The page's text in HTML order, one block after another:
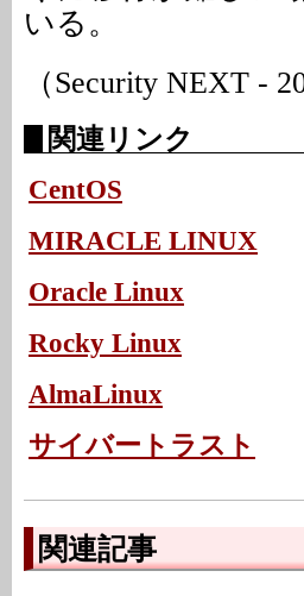
いる。
（Security NEXT -
関連リンク
CentOS
MIRACLE LINUX
Oracle Linux
Rocky Linux
AlmaLinux
サイバートラスト
関連記事